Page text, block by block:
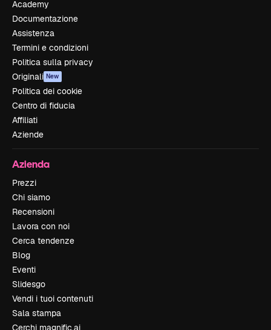
Academy
Documentazione
Assistenza
Termini e condizioni
Politica sulla privacy
Originali New
Politica dei cookie
Centro di fiducia
Affiliati
Aziende
Azienda
Prezzi
Chi siamo
Recensioni
Lavora con noi
Cerca tendenze
Blog
Eventi
Slidesgo
Vendi i tuoi contenuti
Sala stampa
Cerchi magnific.ai